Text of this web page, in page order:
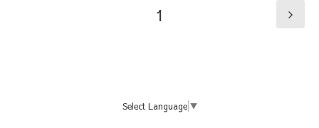
1
Select Language ▼